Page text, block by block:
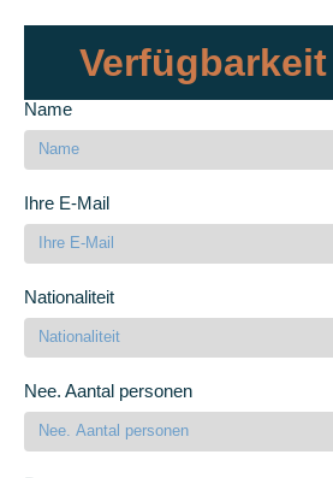
Name
Ihre E-Mail
Nationaliteit
Nee. Aantal personen